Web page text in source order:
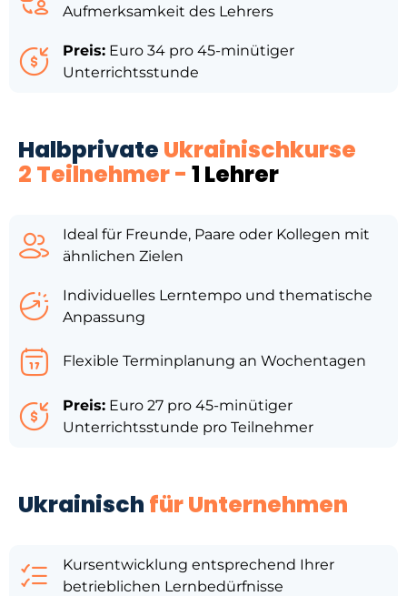
Aufmerksamkeit des Lehrers
Preis:Euro 34 pro 45-minütiger
Unterrichtsstunde
Halbprivate Ukrainischkurse
2 Teilnehmer - 1 Lehrer
Ideal für Freunde, Paare oder Kollegen mit
ähnlichen Zielen
Individuelles Lerntempo und thematische
Anpassung
Flexible Terminplanung an Wochentagen
Preis:Euro 27 pro 45-minütiger
Unterrichtsstunde pro Teilnehmer
Ukrainisch für Unternehmen
Kursentwicklung entsprechend Ihrer
betrieblichen Lernbedürfnisse